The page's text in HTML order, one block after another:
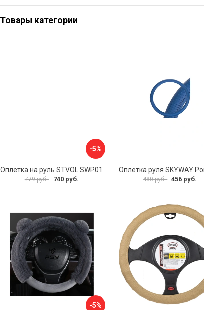
Товары категории
-5%
Оплетка на руль STVOL SWP01
779 руб. 740 руб. 480 руб. 456 руб.
-5%